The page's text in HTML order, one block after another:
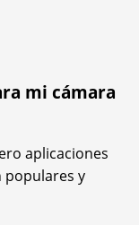
mi cámara
aplicaciones
populares y